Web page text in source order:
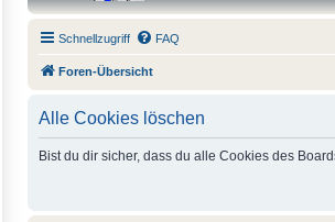
Schnellzugriff FAQ
Foren-Übersicht
Alle Cookies löschen
Bist du dir sicher, dass du alle Cookies des